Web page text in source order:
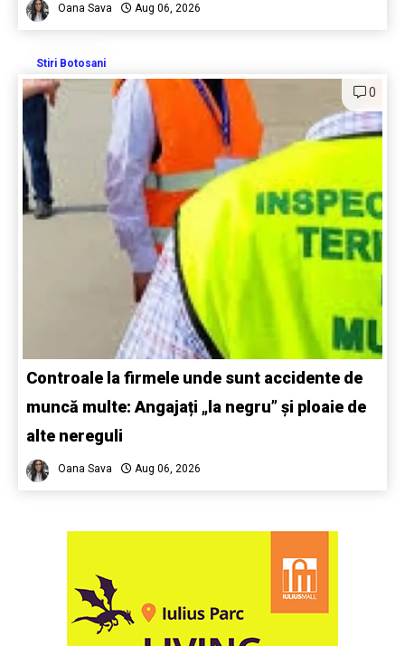
Oana Sava Aug 06, 2026
Stiri Botosani
0
Controale la firmele unde sunt accidente de
muncă multe: Angajați „la negru” și ploaie de
alte nereguli
Oana Sava Aug 06, 2026